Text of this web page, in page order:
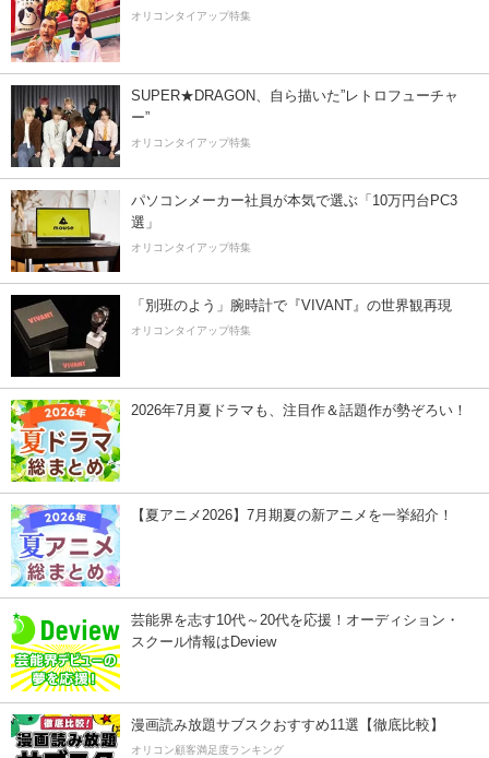
オリコンタイアップ特集
SUPER★DRAGON、自ら描いた”レトロフューチャ
ー”
オリコンタイアップ特集
パソコンメーカー社員が本気で選ぶ「10万円台PC3
選」
オリコンタイアップ特集
「別班のよう」腕時計で『VIVANT』の世界観再現
オリコンタイアップ特集
2026年7月夏ドラマも、注目作＆話題作が勢ぞろい！
【夏アニメ2026】7月期夏の新アニメを一挙紹介！
芸能界を志す10代～20代を応援！オーディション・
スクール情報はDeview
漫画読み放題サブスクおすすめ11選【徹底比較】
オリコン顧客満足度ランキング